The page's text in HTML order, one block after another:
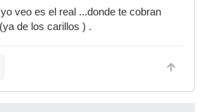
veo es el real ...donde te cobran
de los carillos ) .